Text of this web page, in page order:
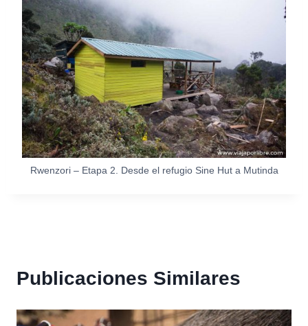
Rwenzori – Etapa 2. Desde el refugio Sine Hut a Mutinda
Publicaciones Similares